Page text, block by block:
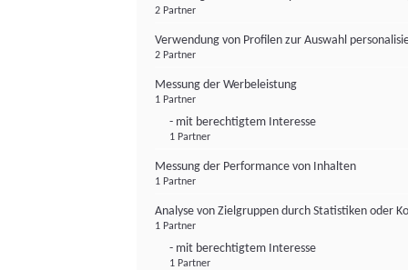
2 Partner
Verwendung von Profilen zur Auswahl
2 Partner
Messung der Werbeleistung
1 Partner
- mit berechtigtem Interesse
1 Partner
Messung der Performance von Inhalten
1 Partner
Analyse von Zielgruppen durch Statistiken oder
1 Partner
- mit berechtigtem Interesse
1 Partner